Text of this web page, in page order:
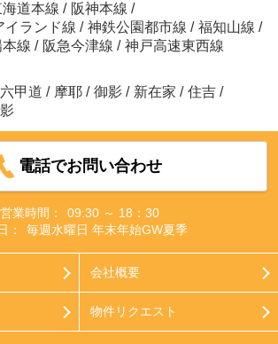
海道本線 / 阪神本線 /
イランド線 / 神鉄公園都市線 / 福知山線 /
線 / 阪急今津線 / 神戸高速東西線
六甲道 / 摩耶 / 御影 / 新在家 / 住吉 /
電話でお問い合わせ
営業時間：
09:30 ～ 18：30
：
毎週水曜日 年末年始GW夏季
会社概要
物件リクエスト